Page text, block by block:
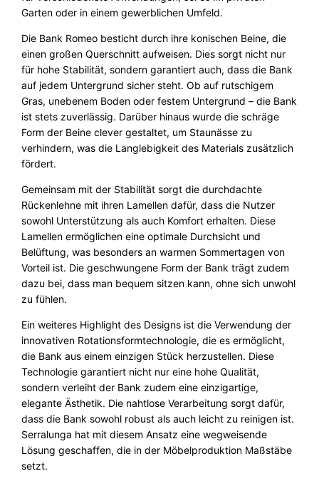
M
e
n
g
e
Garten oder in einem gewerblichen Umfeld.
Die Bank Romeo besticht durch ihre konischen Beine, die
einen großen Querschnitt aufweisen. Dies sorgt nicht nur
für hohe Stabilität, sondern garantiert auch, dass die Bank
auf jedem Untergrund sicher steht. Ob auf rutschigem
Gras, unebenem Boden oder festem Untergrund – die Bank
ist stets zuverlässig. Darüber hinaus wurde die schräge
Form der Beine clever gestaltet, um Staunässe zu
verhindern, was die Langlebigkeit des Materials zusätzlich
fördert.
Gemeinsam mit der Stabilität sorgt die durchdachte
Rückenlehne mit ihren Lamellen dafür, dass die Nutzer
sowohl Unterstützung als auch Komfort erhalten. Diese
Lamellen ermöglichen eine optimale Durchsicht und
Belüftung, was besonders an warmen Sommertagen von
Vorteil ist. Die geschwungene Form der Bank trägt zudem
dazu bei, dass man bequem sitzen kann, ohne sich unwohl
zu fühlen.
Ein weiteres Highlight des Designs ist die Verwendung der
innovativen Rotationsformtechnologie, die es ermöglicht,
die Bank aus einem einzigen Stück herzustellen. Diese
Technologie garantiert nicht nur eine hohe Qualität,
sondern verleiht der Bank zudem eine einzigartige,
elegante Ästhetik. Die nahtlose Verarbeitung sorgt dafür,
dass die Bank sowohl robust als auch leicht zu reinigen ist.
Serralunga hat mit diesem Ansatz eine wegweisende
Lösung geschaffen, die in der Möbelproduktion Maßstäbe
setzt.